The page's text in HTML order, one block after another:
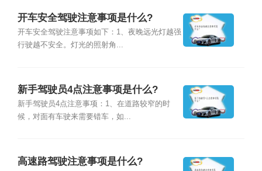
开车安全驾驶注意事项是什么?
开车安全驾驶注意事项如下：1、夜晚远光灯越强
行驶越不安全。灯光的照射角...
新手驾驶员4点注意事项是什么?
新手驾驶员4点注意事项：1、在道路较窄的时
候，对面有车驶来需要错车，如...
高速路驾驶注意事项是什么?